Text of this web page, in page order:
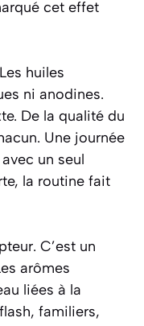
cet effet
huiles
ni anodines.
De la qualité du
Une journée
un seul
la routine fait
C’est un
arômes
liées à la
familiers,